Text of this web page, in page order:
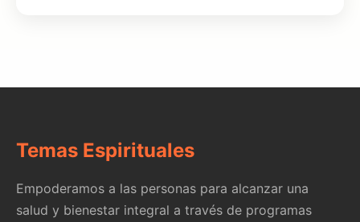
Temas Espirituales
Empoderamos a las personas para alcanzar una
salud y bienestar integral a través de programas